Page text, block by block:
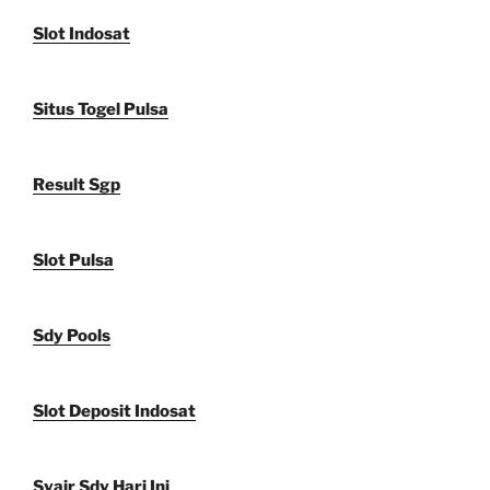
Slot Indosat
Situs Togel Pulsa
Result Sgp
Slot Pulsa
Sdy Pools
Slot Deposit Indosat